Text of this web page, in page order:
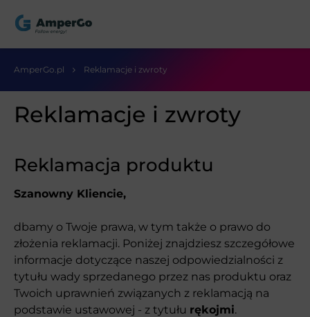
AmperGo.pl Reklamacje i zwroty
Reklamacje i zwroty
Reklamacja produktu
Szanowny Kliencie,
dbamy o Twoje prawa, w tym także o prawo do
złożenia reklamacji. Poniżej znajdziesz szczegółowe
informacje dotyczące naszej odpowiedzialności z
tytułu wady sprzedanego przez nas produktu oraz
Twoich uprawnień związanych z reklamacją na
podstawie ustawowej - z tytułu rękojmi.